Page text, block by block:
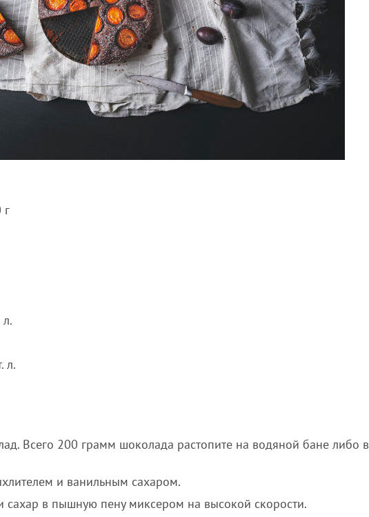
г
л.
Всего 200 грамм шоколада растопите на водяной бане либо в
и ванильным сахаром.
сахар в пышную пену миксером на высокой скорости.